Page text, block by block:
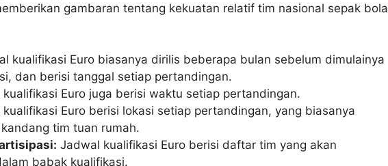
gambaran tentang kekuatan relatif tim nasional sepak bola
kualifikasi Euro biasanya dirilis beberapa bulan sebelum dimulainya
dan berisi tanggal setiap pertandingan.
Euro juga berisi waktu setiap pertandingan.
Euro berisi lokasi setiap pertandingan, yang biasanya
tim tuan rumah.
Jadwal kualifikasi Euro berisi daftar tim yang akan
babak kualifikasi.